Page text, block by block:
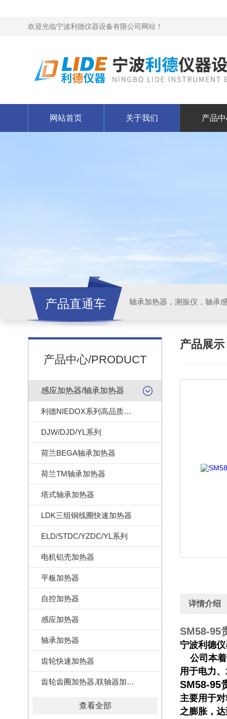
欢迎光临宁波利德仪器设备有限公司网站！
网站首页 关于我们 产品
产品直通车 轴承加热器，测振仪，轴承
产品中心/PRODUCT
感应加热器/轴承加热器
利德NIEDOX系列高品质轴承加热器
DJW/DJD/YL系列
荷兰BEGA轴承加热器
荷兰TM轴承加热器
塔式轴承加热器
LDK三组铜线圈快速加热器
ELD/STDC/YZDC/YL系列
电机铝壳加热器
平板加热器
自控加热器
感应加热器
轴承加热器
齿轮快速加热器
齿轮齿圈加热器,联轴器加热器
查看全部
产品展示
详情介绍
SM58-95
宁波利德
公司本
用于电力
SM58-95
主要用于
之膨胀，